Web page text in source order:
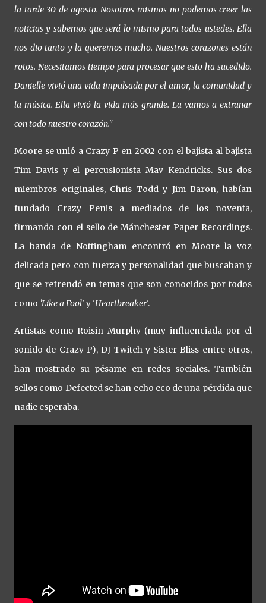
la tarde 30 de agosto. Nosotros mismos no podemos creer las
noticias y sabemos que será lo mismo para todos ustedes. Ella
nos dio tanto y la queremos mucho. Nuestros corazones están
rotos. Necesitamos tiempo para procesar que esto ha sucedido.
Danielle vivió una vida impulsada por el amor, la comunidad y
la música. Ella vivió la vida más grande. La vamos a extrañar
con todo nuestro corazón."
Moore se unió a Crazy P en 2002 con el bajista al bajista
Tim Davis y el percusionista Mav Kendricks. Sus dos
miembros originales, Chris Todd y Jim Baron, habían
fundado Crazy Penis a mediados de los noventa,
firmando con el sello de Mánchester Paper Recordings.
La banda de Nottingham encontró en Moore la voz
delicada pero con fuerza y personalidad que buscaban y
que se refrendó en temas que son conocidos por todos
como 'Like a Fool' y 'Heartbreaker'.
Artistas como Roisin Murphy (muy influenciada por el
sonido de Crazy P), DJ Twitch y Sister Bliss entre otros,
han mostrado su pésame en redes sociales. También
sellos como Defected se han echo eco de una pérdida que
nadie esperaba.